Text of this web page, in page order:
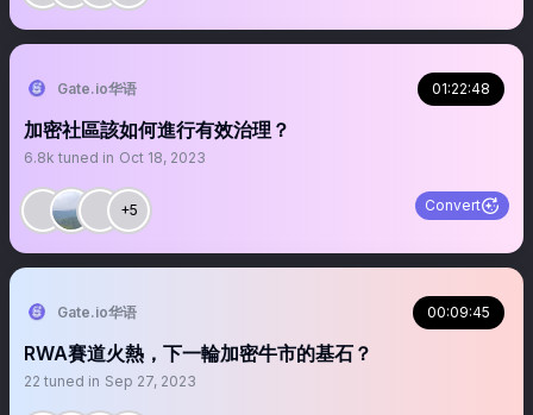
Gate.io华语 01:22:48
加密社區該如何進行有效治理？
6.8k tuned in Oct 18, 2023
+5 Convert
Gate.io华语 00:09:45
RWA賽道火熱，下一輪加密牛市的基石？
22 tuned in Sep 27, 2023